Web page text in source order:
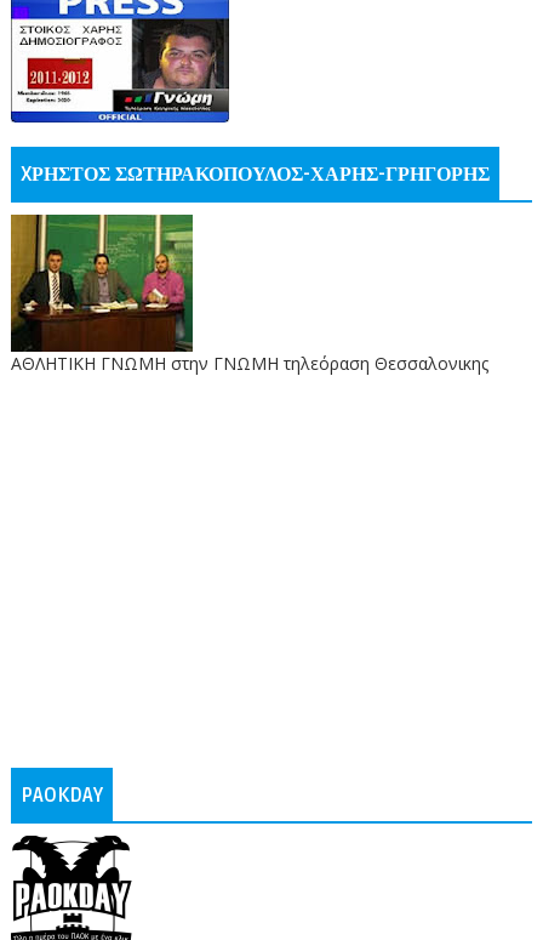
XΡΗΣΤΟΣ ΣΩΤΗΡΑΚΟΠΟΥΛΟΣ-ΧΑΡΗΣ-ΓΡΗΓΟΡΗΣ
ΑΘΛΗΤΙΚΗ ΓΝΩΜΗ στην ΓΝΩΜΗ τηλεόραση Θεσσαλονικης
PAOKDAY